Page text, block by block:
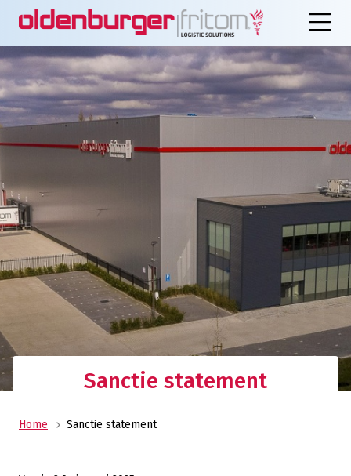
Sanctie statement
Home Sanctie statement